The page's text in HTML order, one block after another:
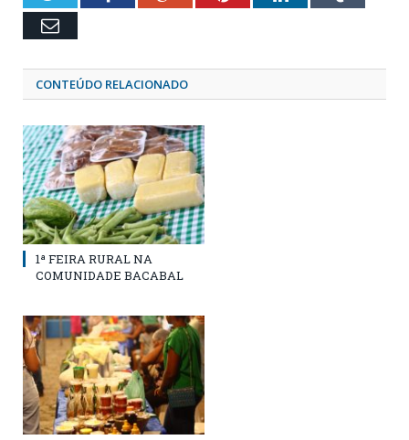
Email
CONTEÚDO RELACIONADO
1ª FEIRA RURAL NA
COMUNIDADE BACABAL